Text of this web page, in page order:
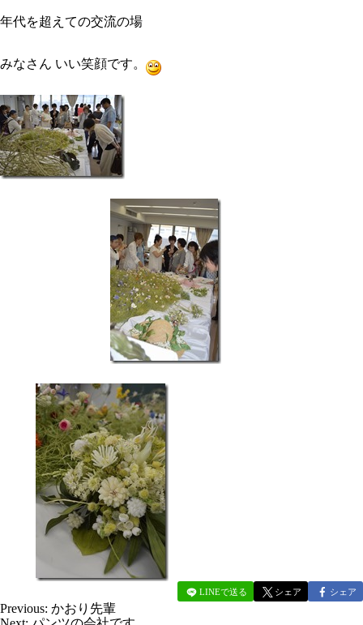
年代を超えての交流の場
みなさん いい笑顔です。
LINEで送る シェア シェア
Previous: かおり先輩